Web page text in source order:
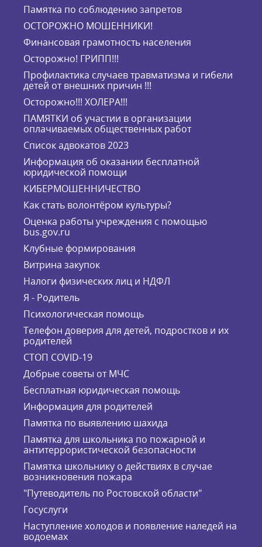
Памятка по соблюдению запретов
ОСТОРОЖНО МОШЕННИКИ!
Финансовая грамотность населения
Осторожно! ГРИПП!!!
Профилактика случаев травматизма и гибели
детей от внешних причин !!!
Осторожно!!! ХОЛЕРА!!!
ПАМЯТКИ об участии в организации
оплачиваемых общественных работ
Список адвокатов 2023
Информация об оказании бесплатной
юридической помощи
КИБЕРМОШЕННИЧЕСТВО
Как стать волонтёром культуры?
Оценка работы учреждения с помощью
bus.gov.ru
Клубные формирования
Витрина закупок
Налоги физических лиц и НДФЛ
Я - Родитель
Психологическая помощь
Телефон доверия для детей, подростков и их
родителей
СТОП COVID-19
Добрые советы от МЧС
Бесплатная юридическая помощь
Информация для родителей
Памятка по выявлению шахида
Памятка для школьника по пожарной и
антитеррористической безопасности
Памятка школьнику о действиях в случае
возникновения пожара
"Путеводитель по Ростовской области"
Госуслуги
Наступление холодов и появление наледей на
водоемах